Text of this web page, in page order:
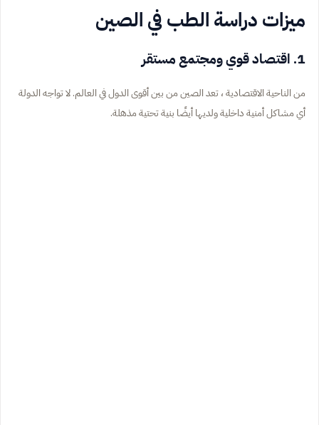
ميزات دراسة الطب في الصين
1. اقتصاد قوي ومجتمع مستقر
من الناحية الاقتصادية ، تعد الصين من بين أقوى الدول في العالم. لا تواجه الدولة
أي مشاكل أمنية داخلية ولديها أيضًا بنية تحتية مذهلة.